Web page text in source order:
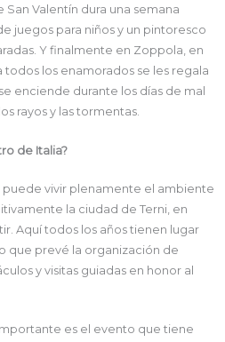
San Valentín dura una semana
juegos para niños y un pintoresco
Y finalmente en Zoppola, en
todos los enamorados se les regala
enciende durante los días de mal
rayos y las tormentas.
de Italia?
puede vivir plenamente el ambiente
la ciudad de Terni, en
Aquí todos los años tienen lugar
que prevé la organización de
y visitas guiadas en honor al
es el evento que tiene